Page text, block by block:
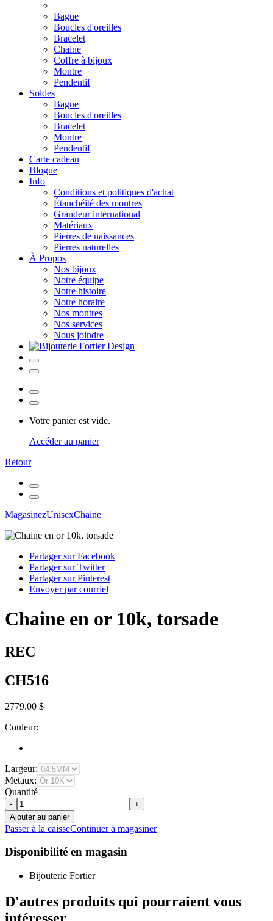
Bague
Boucles d'oreilles
Bracelet
Chaine
Coffre à bijoux
Montre
Pendentif
Soldes
Bague
Boucles d'oreilles
Bracelet
Montre
Pendentif
Carte cadeau
Blogue
Info
Conditions et politiques d'achat
Étanchéité des montres
Grandeur international
Matériaux
Pierres de naissances
Pierres naturelles
À Propos
Nos bijoux
Notre équipe
Notre histoire
Notre horaire
Nos montres
Nos services
Nous joindre
Votre panier est vide.
Accéder au panier
Retour
MagasinezUnisexChaine
Partager sur Facebook
Partager sur Twitter
Partager sur Pinterest
Envoyer par courriel
Chaine en or 10k, torsade
REC
CH516
2779.00 $
Couleur:
Largeur:
Metaux:
Quantité
-
+
Ajouter au panier
Passer à la caisseContinuer à magasiner
Disponibilité en magasin
Bijouterie Fortier
D'autres produits qui pourraient vous